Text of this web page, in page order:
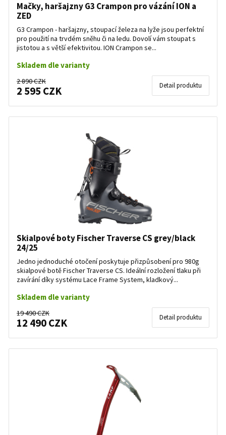
Mačky, haršajzny G3 Crampon pro vázání ION a
ZED
G3 Crampon - haršajzny, stoupací železa na lyže jsou perfektní
pro použití na trvdém sněhu či na ledu. Dovolí vám stoupat s
jistotou a s větší efektivitou. ION Crampon se...
Skladem dle varianty
2 890 CZK
2 595 CZK Detail produktu
Skialpové boty Fischer Traverse CS grey/black
24/25
Jedno jednoduché otočení poskytuje přizpůsobení pro 980g
skialpové botě Fischer Traverse CS. Ideální rozložení tlaku při
zavírání díky systému Lace Frame System, kladkový...
Skladem dle varianty
19 490 CZK
12 490 CZK Detail produktu